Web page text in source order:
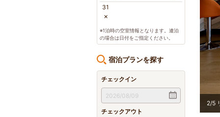
31
×
※1泊時の空室情報となります。連泊
の場合は日付をご指定ください。
宿泊プランを探す
チェックイン
チェックアウト
2/5